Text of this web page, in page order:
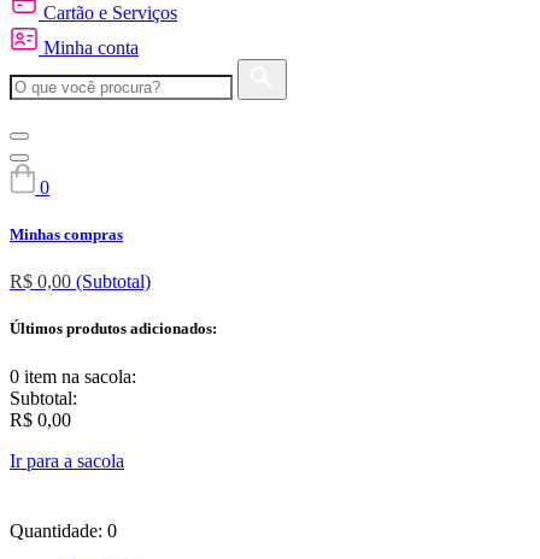
Cartão e Serviços
Minha conta
0
Minhas compras
R$ 0,00 (Subtotal)
Últimos produtos adicionados:
0 item na sacola:
Subtotal:
R$ 0,00
Ir para a sacola
Quantidade: 0